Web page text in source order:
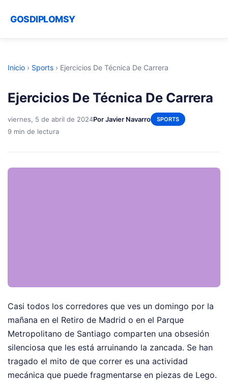
GOSDIPLOMSY
Inicio › Sports › Ejercicios De Técnica De Carrera
Ejercicios De Técnica De Carrera
viernes, 5 de abril de 2024Por Javier Navarro SPORTS
9 min de lectura
Casi todos los corredores que ves un domingo por la
mañana en el Retiro de Madrid o en el Parque
Metropolitano de Santiago comparten una obsesión
silenciosa que les está arruinando la zancada. Se han
tragado el mito de que correr es una actividad
mecánica que puede fragmentarse en piezas de Lego.